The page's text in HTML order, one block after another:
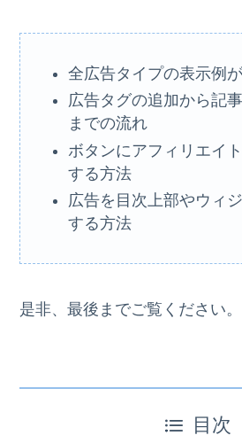
全広告タイプの表示例
広告タグの追加から記
までの流れ
ボタンにアフィリエイ
する方法
広告を目次上部やウィ
する方法
是非、最後までご覧ください。
目次